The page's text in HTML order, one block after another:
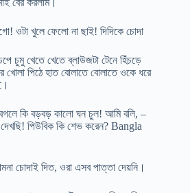
বের করলাম।
ওটা খুলে ফেলো না ছাই! দিদিকে চোদা
চুমু খেতে খেতে ব্লাউজটা টেনে হিঁচড়ে
পিঠে হাত বোলাতে বোলাতে ওকে ধরে
বগলে কি বড়বড় কালো ঘন চুল! আমি বলি, –
পিউবিক কি শেভ করেন? Bangla
চোদাই দিত, ওরা এসব পাত্তা দেয়নি।